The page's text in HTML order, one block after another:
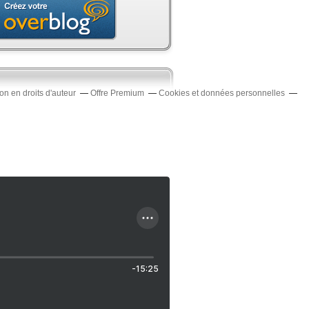
en droits d'auteur Offre Premium Cookies et données personnelles
-15:25